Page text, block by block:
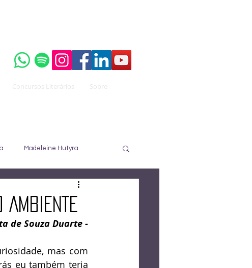
Concursos Literários Sobre
Madeleine Hutyra
José Nuzzi
AMBIENTE
de Souza Duarte -
mas com
eu também teria